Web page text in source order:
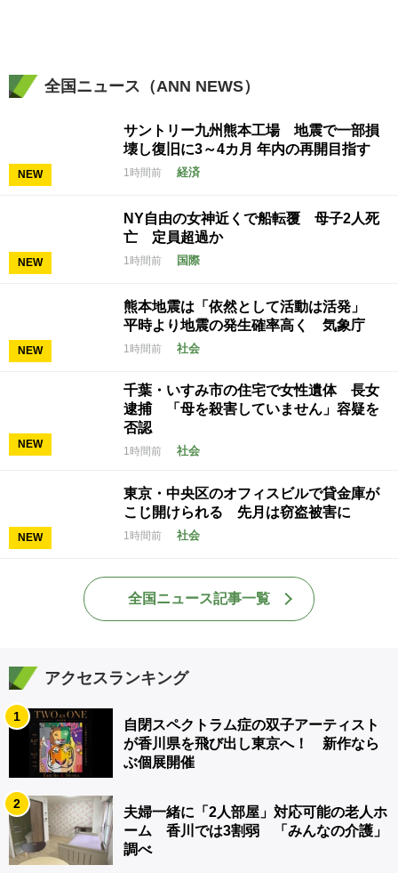
全国ニュース（ANN NEWS）
NEW
サントリー九州熊本工場 地震で一部損
壊し復旧に3～4カ月 年内の再開目指す
1時間前 経済
NEW
NY自由の女神近くで船転覆 母子2人死
亡 定員超過か
1時間前 国際
NEW
熊本地震は「依然として活動は活発」
平時より地震の発生確率高く 気象庁
1時間前 社会
NEW
千葉・いすみ市の住宅で女性遺体 長女
逮捕 「母を殺害していません」容疑を
否認
1時間前 社会
NEW
東京・中央区のオフィスビルで貸金庫が
こじ開けられる 先月は窃盗被害に
1時間前 社会
全国ニュース記事一覧
アクセスランキング
1
自閉スペクトラム症の双子アーティスト
が香川県を飛び出し東京へ！ 新作なら
ぶ個展開催
2
夫婦一緒に「2人部屋」対応可能の老人ホ
ーム 香川では3割弱 「みんなの介護」
調べ